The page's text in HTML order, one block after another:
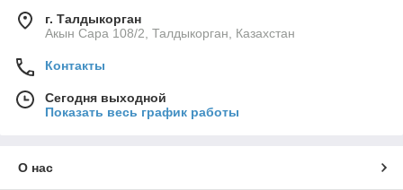
г. Талдыкорган
Акын Сара 108/2, Талдыкорган, Казахстан
Контакты
Сегодня выходной
Показать весь график работы
О нас